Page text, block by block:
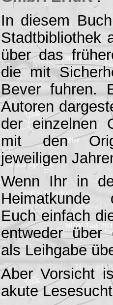
In diesem
Stadtbibliothek
über das
die mit
Bever fuhren.
Autoren
der einzelnen
mit den
jeweiligen
Wenn Ihr in
Heimatkunde
Euch einfach
entweder über
als Leihgabe
Aber Vorsicht
akute